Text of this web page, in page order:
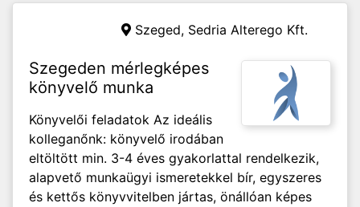
Szeged, Sedria Alterego Kft.
Szegeden mérlegképes
könyvelő munka
Könyvelői feladatok Az ideális
kolleganőnk: könyvelő irodában
eltöltött min. 3-4 éves gyakorlattal rendelkezik,
alapvető munkaügyi ismeretekkel bír, egyszeres
és kettős könyvvitelben jártas, önállóan képes